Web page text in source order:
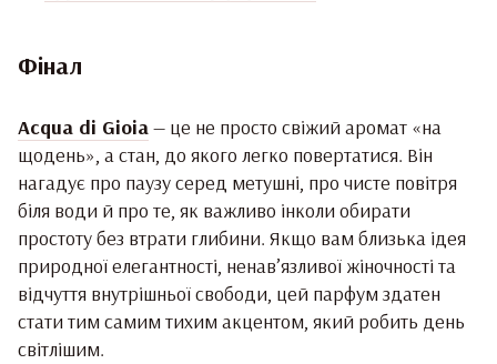
Фінал
Acqua di Gioia— це не просто свіжий аромат «на
щодень», а стан, до якого легко повертатися. Він
нагадує про паузу серед метушні, про чисте повітря
біля води й про те, як важливо інколи обирати
простоту без втрати глибини. Якщо вам близька ідея
природної елегантності, ненав’язливої жіночності та
відчуття внутрішньої свободи, цей парфум здатен
стати тим самим тихим акцентом, який робить день
світлішим.